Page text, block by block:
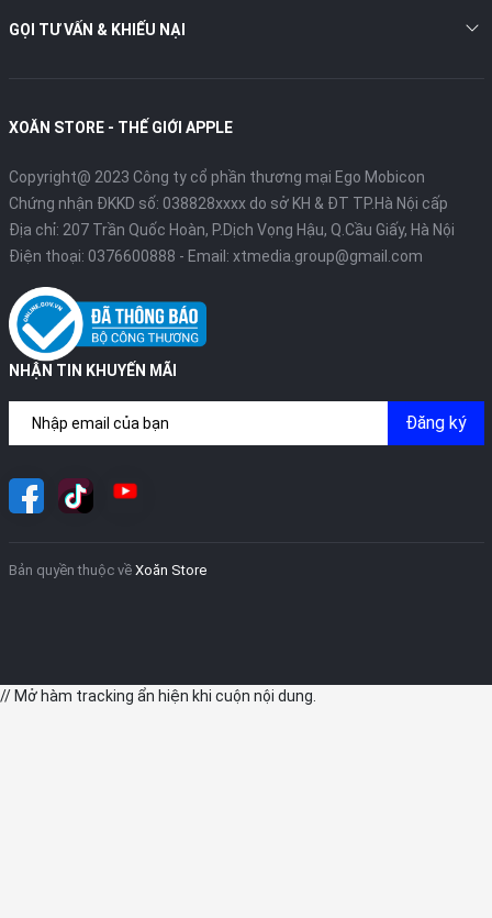
GỌI TƯ VẤN & KHIẾU NẠI
XOĂN STORE - THẾ GIỚI APPLE
Copyright@ 2023 Công ty cổ phần thương mại Ego Mobicon
Chứng nhận ĐKKD số: 038828xxxx do sở KH & ĐT TP.Hà Nội cấp
Địa chỉ: 207 Trần Quốc Hoàn, P.Dịch Vọng Hậu, Q.Cầu Giấy, Hà Nội
Điện thoại: 0376600888 - Email: xtmedia.group@gmail.com
NHẬN TIN KHUYẾN MÃI
Đăng ký
Bản quyền thuộc về Xoăn Store
// Mở hàm tracking ẩn hiện khi cuộn nội dung.